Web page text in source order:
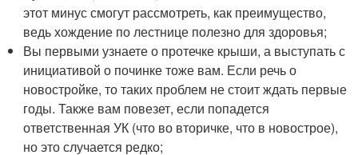
этот минус смогут рассмотреть, как преимущество,
ведь хождение по лестнице полезно для здоровья;
Вы первыми узнаете о протечке крыши, а выступать с
инициативой о починке тоже вам. Если речь о
новостройке, то таких проблем не стоит ждать первые
годы. Также вам повезет, если попадется
ответственная УК (что во вторичке, что в новострое),
но это случается редко;